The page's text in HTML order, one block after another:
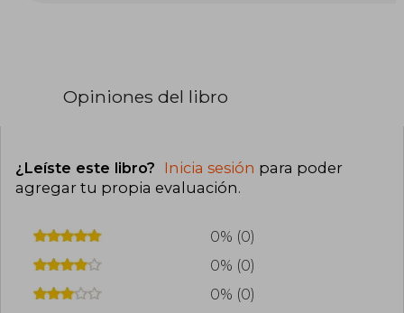
Opiniones del libro
¿Leíste este libro? Inicia sesión para poder
agregar tu propia evaluación.
0% (0)
0% (0)
0% (0)